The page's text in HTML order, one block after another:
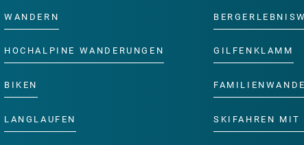
WANDERN
HOCHALPINE WANDERUNGEN
BIKEN
LANGLAUFEN
GILFENKLAMM
SKIFAHREN MIT